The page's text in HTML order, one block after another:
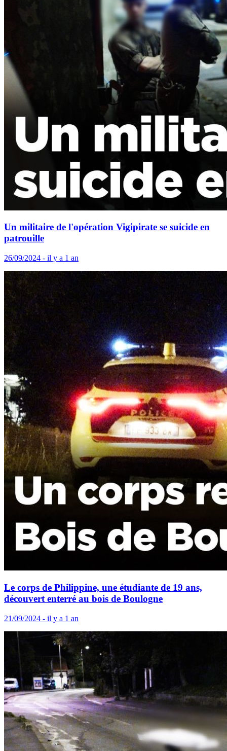
Un militaire de l'opération Vigipirate se suicide en
patrouille
26/09/2024 - il y a 1 an
Le corps de Philippine, une étudiante de 19 ans,
découvert enterré au bois de Boulogne
21/09/2024 - il y a 1 an